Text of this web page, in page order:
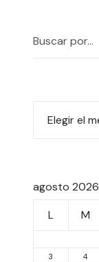
agosto 2026
L
M
3
4